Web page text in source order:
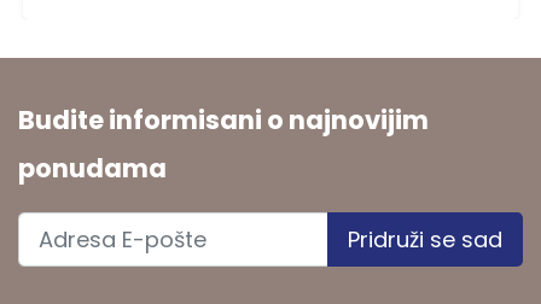
Budite informisani o najnovijim
ponudama
Pridruži se sad